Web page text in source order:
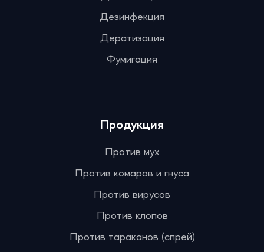
Дезинфекция
Дератизация
Фумигация
Продукция
Против мух
Против комаров и гнуса
Против вирусов
Против клопов
Против тараканов (спрей)